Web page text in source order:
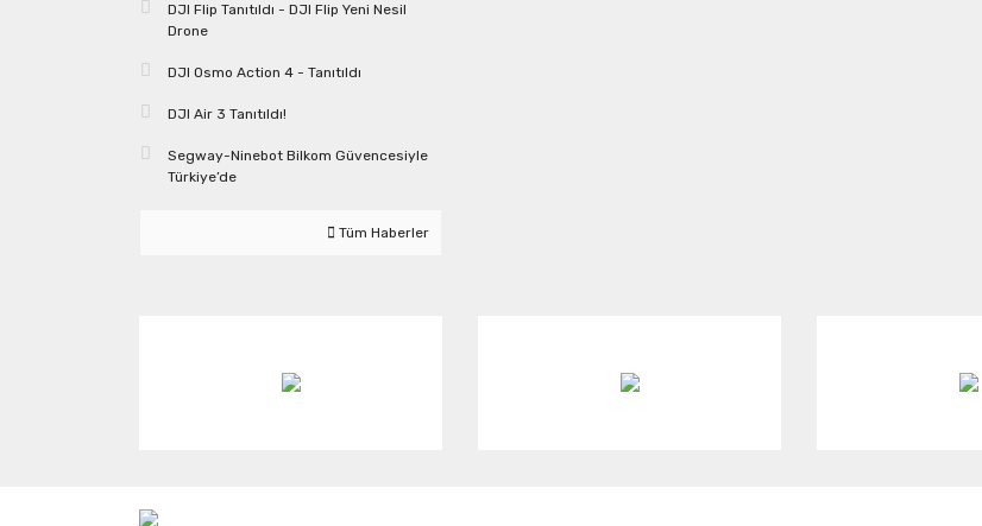
DJI Flip Tanıtıldı - DJI Flip Yeni Nesil
Drone
DJI Osmo Action 4 - Tanıtıldı
DJI Air 3 Tanıtıldı!
Segway-Ninebot Bilkom Güvencesiyle
Türkiye’de
Tüm Haberler